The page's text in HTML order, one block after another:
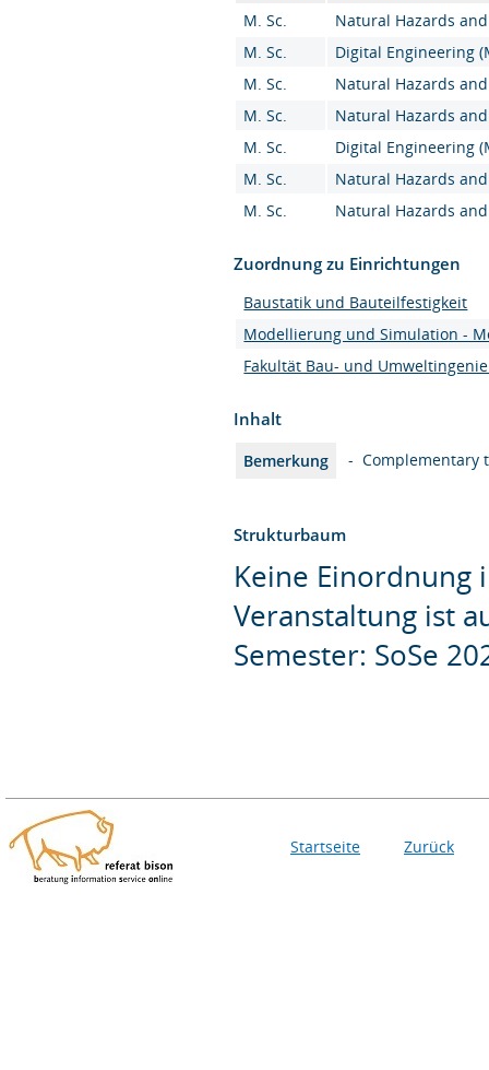
M. Sc.
Natural Hazards and
M. Sc.
Digital Engineering
M. Sc.
Natural Hazards and
M. Sc.
Natural Hazards and
M. Sc.
Digital Engineering
M. Sc.
Natural Hazards and
M. Sc.
Natural Hazards and
Zuordnung zu Einrichtungen
Baustatik und Bauteilfestigkeit
Modellierung und Simulation -
Fakultät Bau- und
Inhalt
Bemerkung - Complementary
Strukturbaum
Keine Einordnung
Veranstaltung ist
Semester: SoSe
Startseite Zurück